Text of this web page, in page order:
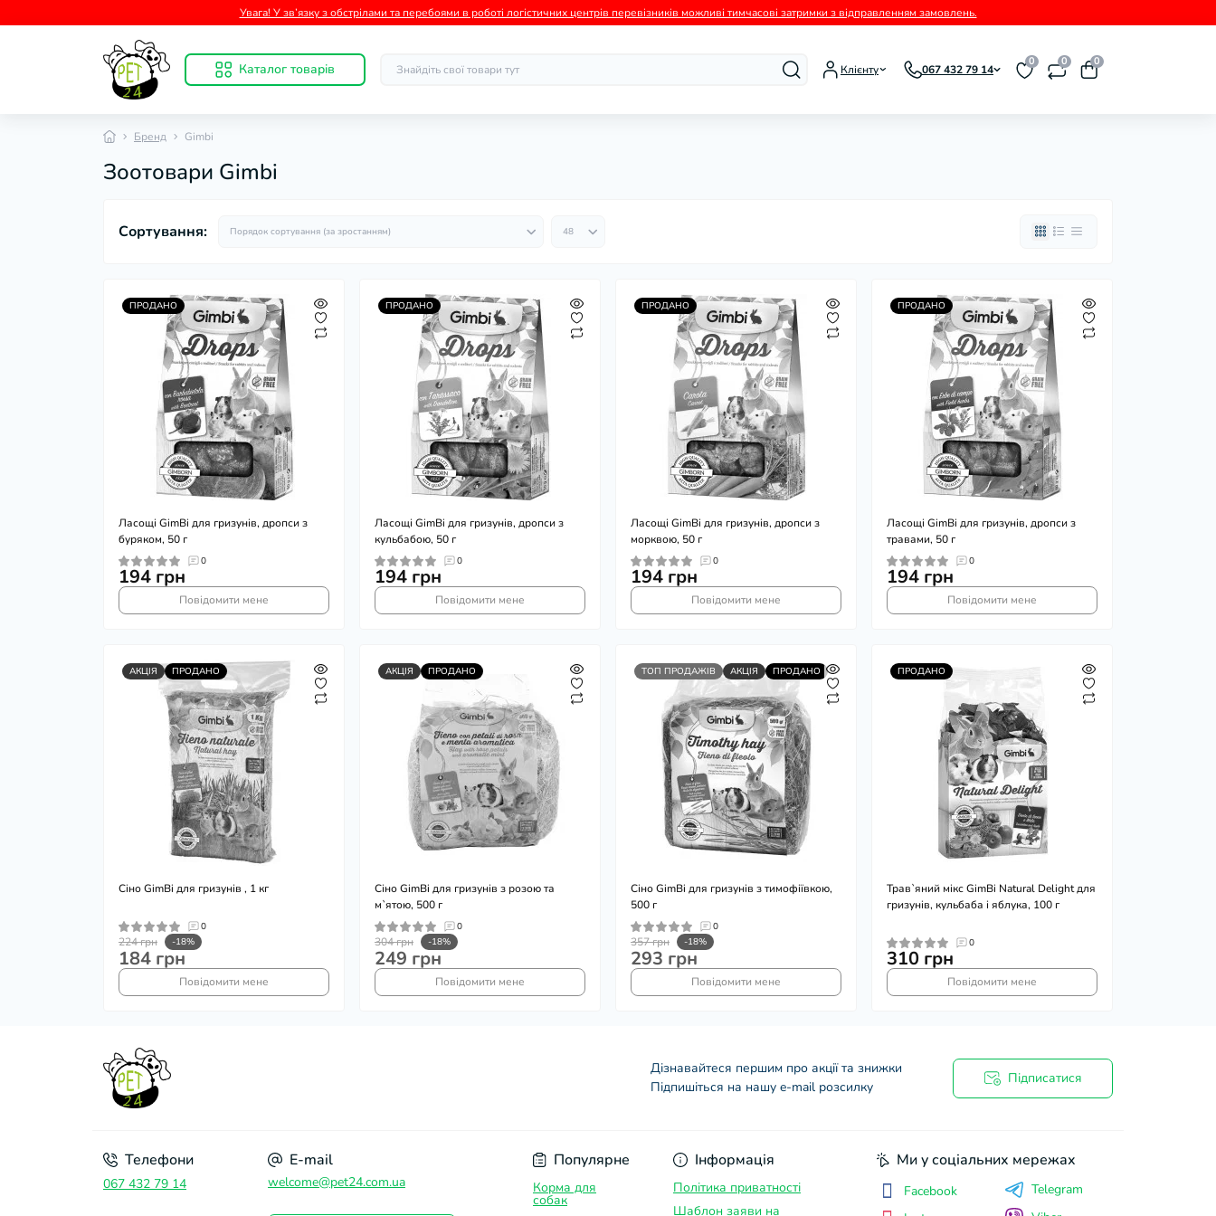
Увага! У зв’язку з обстрілами та перебоями в роботі логістичних центрів перевізників можливі тимчасові затримки з відправленням замовлень.
Каталог товарів Клієнту 067 432 79 14
0 0 0
Бренд Gimbi
Зоотовари Gimbi
Сортування:
ПРОДАНО
Ласощі GimBi для гризунів, дропси з
буряком, 50 г
0
194 грн
Повідомити мене
ПРОДАНО
Ласощі GimBi для гризунів, дропси з
кульбабою, 50 г
0
194 грн
Повідомити мене
ПРОДАНО
Ласощі GimBi для гризунів, дропси з
морквою, 50 г
0
194 грн
Повідомити мене
ПРОДАНО
Ласощі GimBi для гризунів, дропси з
травами, 50 г
0
194 грн
Повідомити мене
АКЦІЯ ПРОДАНО
Сіно GimBi для гризунів , 1 кг
0
224 грн -18%
184 грн
Повідомити мене
АКЦІЯ ПРОДАНО
Сіно GimBi для гризунів з розою та
м`ятою, 500 г
0
304 грн -18%
249 грн
Повідомити мене
ТОП ПРОДАЖІВ АКЦІЯ ПРОДАНО
Сіно GimBi для гризунів з тимофіївкою,
500 г
0
357 грн -18%
293 грн
Повідомити мене
ПРОДАНО
Трав`яний мікс GimBi Natural Delight для
гризунів, кульбаба і яблука, 100 г
0
310 грн
Повідомити мене
Дізнавайтеся першим про акції та знижки
Підпишіться на нашу e-mail розсилку
Підписатися
Телефони
067 432 79 14
E-mail
welcome@pet24.com.ua
Популярне
Корма для
собак
Інформація
Політика приватності
Шаблон заяви на
Ми у соціальних мережах
Facebook
Telegram